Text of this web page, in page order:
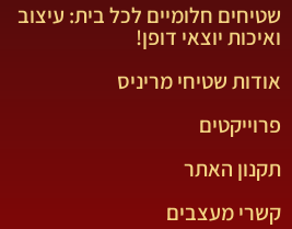
שטיחים חלומיים לכל בית: עיצוב
ואיכות יוצאי דופן!
אודות שטיחי מריניס
פרוייקטים
תקנון האתר
קשרי מעצבים